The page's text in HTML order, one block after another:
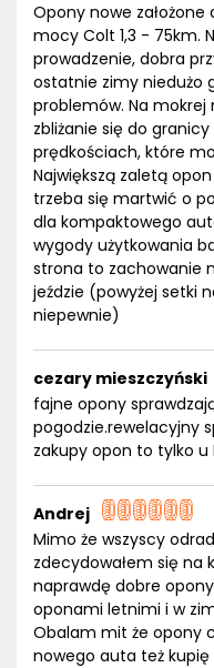
Opony nowe
mocy Colt 1,3 - 75km.
prowadzenie, dobra
ostatnie zimy niedużo
problemów. Na mokrej
zbliżanie się do
prędkościach, które
Największą zaletą
trzeba się martwić o
dla kompaktowego
wygody użytkowania
strona to zachowanie
jeździe (powyżej setki
niepewnie)
cezary mieszczyński
fajne opony
pogodzie.rewelacyjny
zakupy opon to tylko u
Andrej
Mimo że wszyscy
zdecydowałem się na
naprawdę dobre
oponami letnimi i w
Obalam mit że opony
nowego auta też